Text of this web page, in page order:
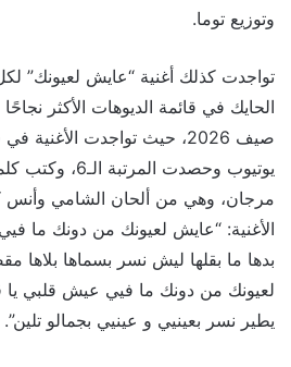
وتوزيع توما.
تواجدت كذلك أغنية “عايش لعيونك”
الحايك في قائمة الديوهات الأكثر
صيف 2026، حيث تواجدت
يوتيوب وحصدت
مرجان، وهي من ألحان الشامي وأنس
الأغنية: “عايش لعيونك من دونك ما
بدها ما بقلها ليش نسر بسماها
لعيونك من دونك ما فيي عيش قلبي
يطير نسر بعينيي و عينيي بجمالو تلين”.